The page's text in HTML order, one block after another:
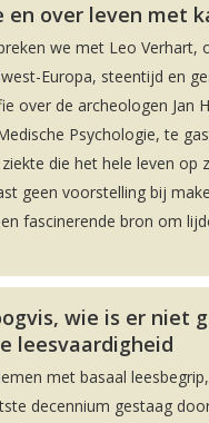
en over leven met
we met Leo
Europa, steentijd en
over de archeologen
Psychologie, te
ziekte die het hele leven
geen voorstelling bij
fascinerende bron om
wie is er
leesvaardigheid
met basaal
decennium gestaag